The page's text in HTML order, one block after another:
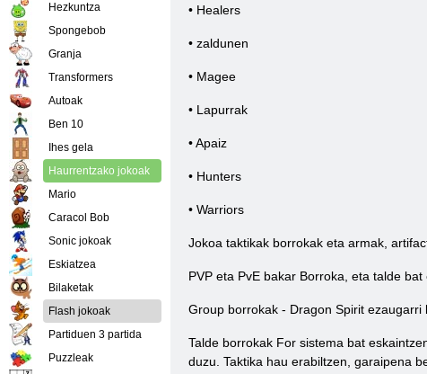
• Healers
• zaldunen
• Magee
• Lapurrak
• Apaiz
• Hunters
• Warriors
Jokoa taktikak borrokak eta armak,
PVP eta PvE bakar Borroka, eta talde
Group borrokak - Dragon Spirit ezaugarri
Talde borrokak For sistema bat
duzu. Taktika hau erabiltzen, garaipena
Hezkuntza
Spongebob
Granja
Transformers
Autoak
Ben 10
Ihes gela
Haurrentzako jokoak
Mario
Caracol Bob
Sonic jokoak
Eskiatzea
Bilaketak
Flash jokoak
Partiduen 3 partida
Puzzleak